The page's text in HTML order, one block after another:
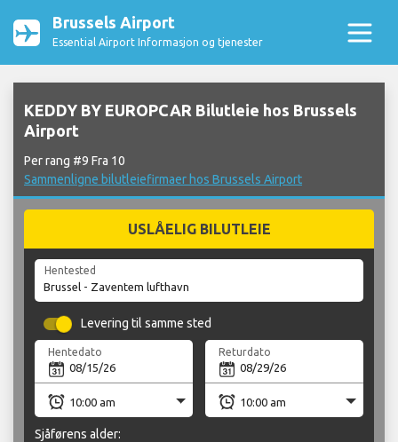
Brussels Airport
Essential Airport Informasjon og tjenester
KEDDY BY EUROPCAR Bilutleie hos Brussels
Airport
Per rang #9 Fra 10
Sammenligne bilutleiefirmaer hos Brussels Airport
USLÅELIG BILUTLEIE
Hentested
Levering til samme sted
Hentedato Returdato
Sjåførens alder: